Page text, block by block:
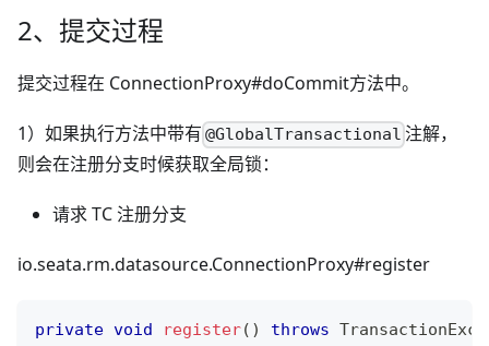
2、提交过程
提交过程在 ConnectionProxy#doCommit方法中。
1）如果执行方法中带有 @GlobalTransactional 注解，
则会在注册分支时候获取全局锁：
请求 TC 注册分支
io.seata.rm.datasource.ConnectionProxy#register
private void register( ) throws